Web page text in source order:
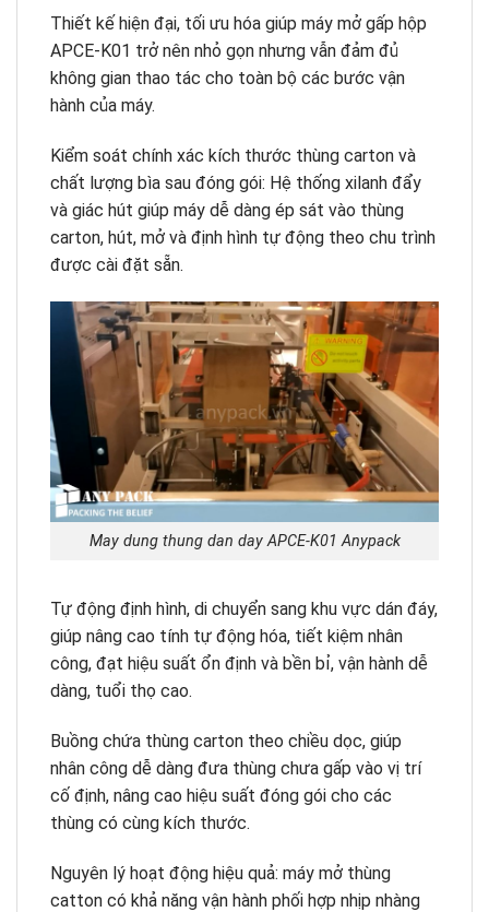
Thiết kế hiện đại, tối ưu hóa giúp máy mở gấp hộp
APCE-K01 trở nên nhỏ gọn nhưng vẫn đảm đủ
không gian thao tác cho toàn bộ các bước vận
hành của máy.
Kiểm soát chính xác kích thước thùng carton và
chất lượng bìa sau đóng gói: Hệ thống xilanh đẩy
và giác hút giúp máy dễ dàng ép sát vào thùng
carton, hút, mở và định hình tự động theo chu trình
được cài đặt sẵn.
May dung thung dan day APCE-K01 Anypack
Tự động định hình, di chuyển sang khu vực dán đáy,
giúp nâng cao tính tự động hóa, tiết kiệm nhân
công, đạt hiệu suất ổn định và bền bỉ, vận hành dễ
dàng, tuổi thọ cao.
Buồng chứa thùng carton theo chiều dọc, giúp
nhân công dễ dàng đưa thùng chưa gấp vào vị trí
cố định, nâng cao hiệu suất đóng gói cho các
thùng có cùng kích thước.
Nguyên lý hoạt động hiệu quả: máy mở thùng
catton có khả năng vận hành phối hợp nhịp nhàng